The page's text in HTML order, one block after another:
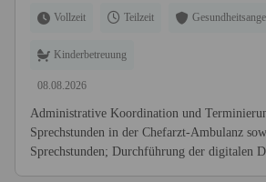
Vollzeit Teilzeit
Kinderbetreuung
08.08.2026
Administrative Koordination und
Sprechstunden in der Chefarzt-Ambulanz
Sprechstunden; Durchführung der digitalen